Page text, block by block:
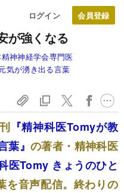
ログイン
が強くなる
神神経学会専門医
気が湧き出る言葉
『精神科医Tomyが教
葉』の著者・精神科医
医Tomy きょうのひと
を音声配信。終わりの